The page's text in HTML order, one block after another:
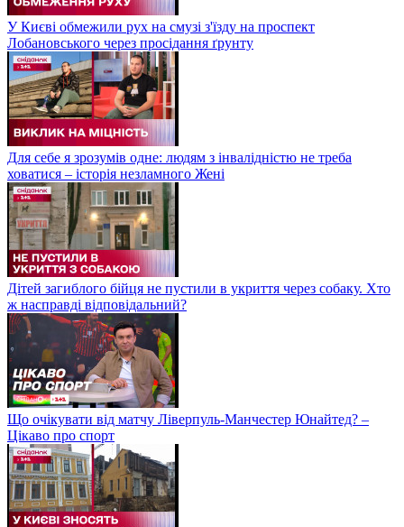
У Києві обмежили рух на смузі з'їзду на проспект
Лобановського через просідання ґрунту
Для себе я зрозумів одне: людям з інвалідністю не треба
ховатися – історія незламного Жені
Дітей загиблого бійця не пустили в укриття через собаку. Хто
ж насправді відповідальний?
Що очікувати від матчу Ліверпуль-Манчестер Юнайтед? –
Цікаво про спорт